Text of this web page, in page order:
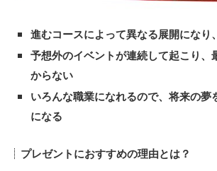
進むコースによって異なる展開になり
予想外のイベントが連続して起こり、
からない
いろんな職業になれるので、将来の夢
になる
プレゼントにおすすめの理由とは？